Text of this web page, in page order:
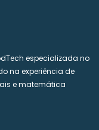
especializada no
na experiência de
e matemática